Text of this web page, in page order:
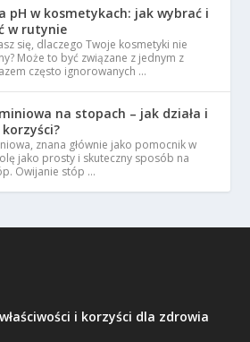
pH w kosmetykach: jak wybrać i
w rutynie
się, dlaczego Twoje kosmetyki nie
Może to być związane z jednym z
często ignorowanych …
na stopach – jak działa i
znana głównie jako pomocnik w
jako prosty i skuteczny sposób na
Owijanie stóp …
i korzyści dla zdrowia